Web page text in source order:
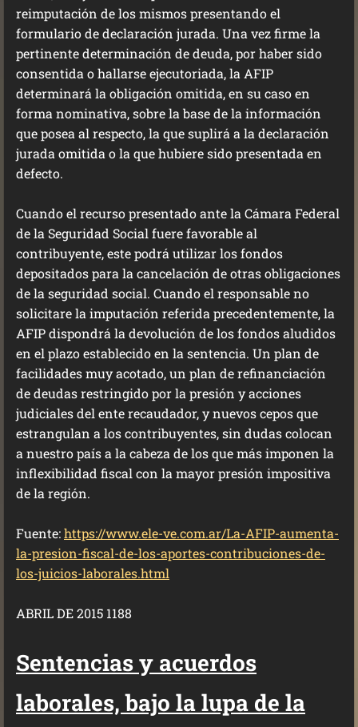
reimputación de los mismos presentando el
formulario de declaración jurada. Una vez firme la
pertinente determinación de deuda, por haber sido
consentida o hallarse ejecutoriada, la AFIP
determinará la obligación omitida, en su caso en
forma nominativa, sobre la base de la información
que posea al respecto, la que suplirá a la declaración
jurada omitida o la que hubiere sido presentada en
defecto.
Cuando el recurso presentado ante la Cámara Federal
de la Seguridad Social fuere favorable al
contribuyente, este podrá utilizar los fondos
depositados para la cancelación de otras obligaciones
de la seguridad social. Cuando el responsable no
solicitare la imputación referida precedentemente, la
AFIP dispondrá la devolución de los fondos aludidos
en el plazo establecido en la sentencia. Un plan de
facilidades muy acotado, un plan de refinanciación
de deudas restringido por la presión y acciones
judiciales del ente recaudador, y nuevos cepos que
estrangulan a los contribuyentes, sin dudas colocan
a nuestro país a la cabeza de los que más imponen la
inflexibilidad fiscal con la mayor presión impositiva
de la región.
Fuente:https://www.ele-ve.com.ar/La-AFIP-aumenta-
la-presion-fiscal-de-los-aportes-contribuciones-de-
los-juicios-laborales.html
ABRIL DE 2015 1188
Sentencias y acuerdos
laborales, bajo la lupa de la